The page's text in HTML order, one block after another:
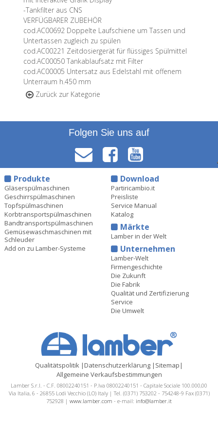
-Tankfilter aus CNS
VERFÜGBARER ZUBEHÖR
cod.AC00692 Doppelte Laufschiene um Tassen und
Untertassen zugleich zu spülen
cod.AC00221 Zeitdosiergerät für flüssiges Spülmittel
cod.AC00050 Tankablaufsatz mit Filter
cod.AC00005 Untersatz aus Edelstahl mit offenem
Unterraum h.450 mm
Zurück zur Kategorie
Folgen Sie uns auf
Produkte
Gläserspülmaschinen
Geschirrspülmaschinen
Topfspülmaschinen
Korbtransportspülmaschinen
Bandtransportspülmaschinen
Gemüsewaschmaschinen mit
Schleuder
Add on zu Lamber-Systeme
Download
Partiricambio.it
Preisliste
Service Manual
Katalog
Märkte
Lamber in der Welt
Unternehmen
Lamber-Welt
Firmengeschichte
Die Zukunft
Die Fabrik
Qualität und Zertifizierung
Service
Die Umwelt
Qualitätspolitik |Datenschutzerklärung | Sitemap|
Allgemeine Verkaufsbestimmungen
Lamber S.r.l. - C.F. 08002240151 - P.Iva 08002240151 - Capitale Sociale 100.000,00
Via Italia, 6 - 26855 Lodi Vecchio (LO) Italy | Tel. (0371) 753202 - 754248-9 Fax (0371)
752928 | www.lamber.com - e-mail: info@lamber.it